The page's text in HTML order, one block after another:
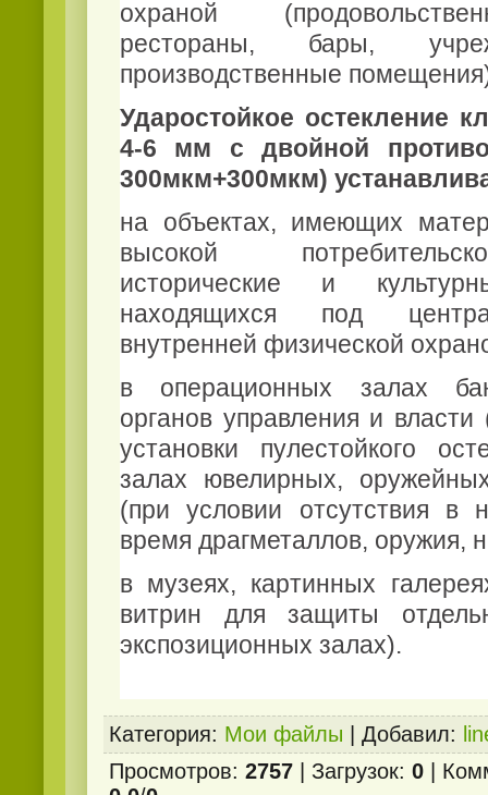
охраной
рестораны, бары,
производственные
Ударостойкое остекление
4-6 мм с двойной
300мкм+300мкм)
на объектах, имеющих
высокой
исторические и
находящихся под
внутренней физической
в операционных залах
органов управления и
установки пулестойкого
залах ювелирных,
(при условии отсутствия в
время драгметаллов, оружия,
в музеях, картинных
витрин для защиты
экспозиционных залах).
Категория: Мои файлы Добавил:
Просмотров: 2757 Загрузок: 0